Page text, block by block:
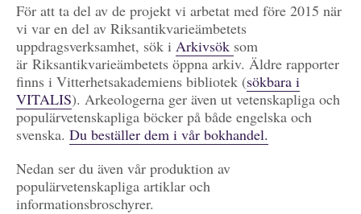
För att ta del av de projekt vi arbetat med före 2015 när
vi var en del av Riksantikvarieämbetets
uppdragsverksamhet, sök i Arkivsök som
är Riksantikvarieämbetets öppna arkiv. Äldre rapporter
finns i Vitterhetsakademiens bibliotek (sökbara i
VITALIS). Arkeologerna ger även ut vetenskapliga och
populärvetenskapliga böcker på både engelska och
svenska. Du beställer dem i vår bokhandel.
Nedan ser du även vår produktion av
populärvetenskapliga artiklar och
informationsbroschyrer.